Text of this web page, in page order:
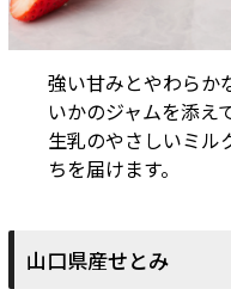
強い甘みとやわらか
いかのジャムを添え
生乳のやさしいミル
ちを届けます。
山口県産せとみ